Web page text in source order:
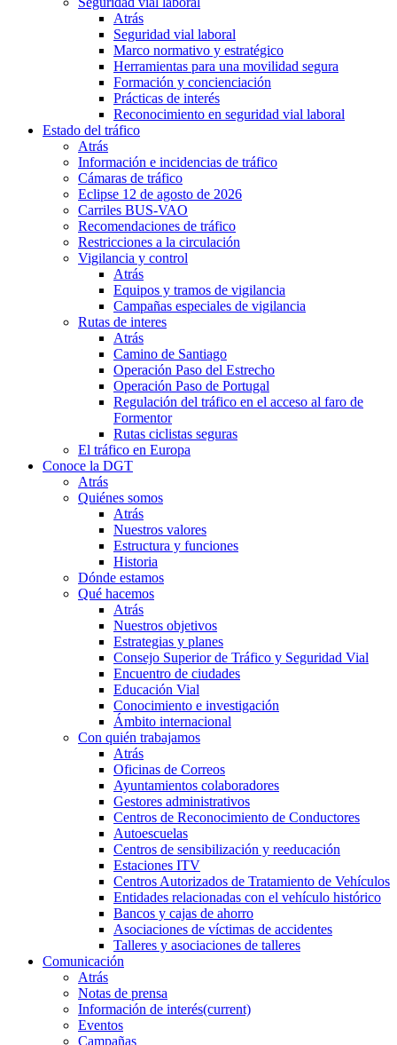
Atrás
Seguridad vial laboral
Marco normativo y estratégico
Herramientas para una movilidad segura
Formación y concienciación
Prácticas de interés
Reconocimiento en seguridad vial laboral
Estado del tráfico
Atrás
Información e incidencias de tráfico
Cámaras de tráfico
Eclipse 12 de agosto de 2026
Carriles BUS-VAO
Recomendaciones de tráfico
Restricciones a la circulación
Vigilancia y control
Atrás
Equipos y tramos de vigilancia
Campañas especiales de vigilancia
Rutas de interes
Atrás
Camino de Santiago
Operación Paso del Estrecho
Operación Paso de Portugal
Regulación del tráfico en el acceso al faro de
Formentor
Rutas ciclistas seguras
El tráfico en Europa
Conoce la DGT
Atrás
Quiénes somos
Atrás
Nuestros valores
Estructura y funciones
Historia
Dónde estamos
Qué hacemos
Atrás
Nuestros objetivos
Estrategias y planes
Consejo Superior de Tráfico y Seguridad Vial
Encuentro de ciudades
Educación Vial
Conocimiento e investigación
Ámbito internacional
Con quién trabajamos
Atrás
Oficinas de Correos
Ayuntamientos colaboradores
Gestores administrativos
Centros de Reconocimiento de Conductores
Autoescuelas
Centros de sensibilización y reeducación
Estaciones ITV
Centros Autorizados de Tratamiento de Vehículos
Entidades relacionadas con el vehículo histórico
Bancos y cajas de ahorro
Asociaciones de víctimas de accidentes
Talleres y asociaciones de talleres
Comunicación
Atrás
Notas de prensa
Información de interés(current)
Eventos
Campañas